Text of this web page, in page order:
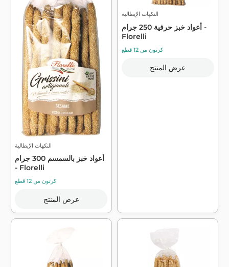
النكهات الإيطالية
أعواد خبز بالسمسم 300 جرام
- Florelli
كرتون من 12 قطع
عرض المنتج
النكهات الإيطالية
أعواد خبز حرفية 250 جرام -
Florelli
كرتون من 12 قطع
عرض المنتج